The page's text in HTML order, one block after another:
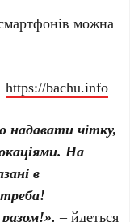
можна
https://bachu.info
надавати чітку,
На
в
– йдеться